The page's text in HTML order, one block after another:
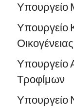
Υπουργείο
Υπουργείο
Οικογένειας
Υπουργείο
Τροφίμων
Υπουργείο